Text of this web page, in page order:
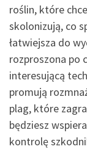
roślin, które
skolonizują, co
łatwiejsza do
rozproszona po
interesującą
promują
plag, które
będziesz
kontrolę